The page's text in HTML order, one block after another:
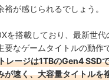
が感じられるでしょう。
を搭載しており、最新世代
要なゲームタイトルの動作
レージは1TBのGen4 SSD
が速く、大容量タイトルを